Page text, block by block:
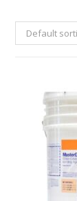
Default